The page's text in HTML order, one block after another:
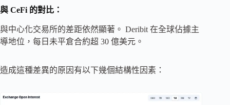
與 CeFi 的對比：
與中心化交易所的差距依然顯著。 Deribit 在全球佔據主
導地位，每日未平倉合約超 30 億美元。
造成這種差異的原因有以下幾個結構性因素：